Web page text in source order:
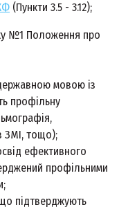
(Пункти 3.5 - 3.12);
№1 Положення про
мовою із
профільну
ЗМІ, тощо);
ефективного
профільними
підтверджують